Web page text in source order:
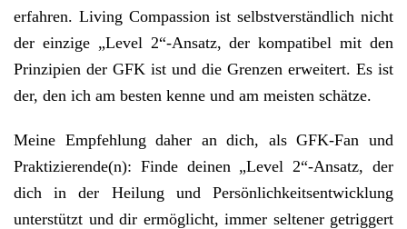
erfahren. Living Compassion ist selbstverständlich nicht
der einzige „Level 2“-Ansatz, der kompatibel mit den
Prinzipien der GFK ist und die Grenzen erweitert. Es ist
der, den ich am besten kenne und am meisten schätze.
Meine Empfehlung daher an dich, als GFK-Fan und
Praktizierende(n): Finde deinen „Level 2“-Ansatz, der
dich in der Heilung und Persönlichkeitsentwicklung
unterstützt und dir ermöglicht, immer seltener getriggert